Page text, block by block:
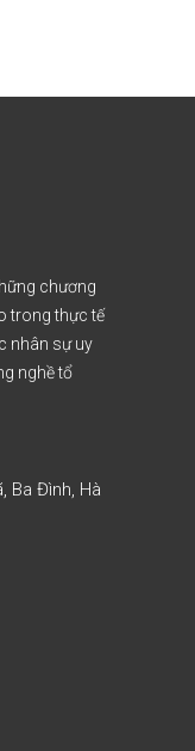
chương
trong thực tế
nhân sự uy
nghề tổ
Ba Đình, Hà